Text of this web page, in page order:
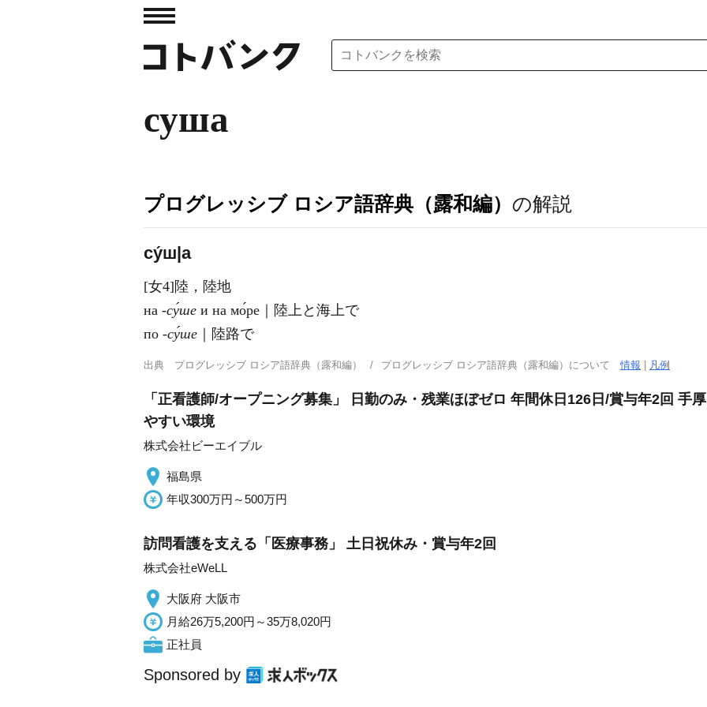
суша
プログレッシブ ロシア語辞典（露和編） の解説
су́ш|а
[女4]陸，陸地
на ‐су́ше и на мо́ре｜陸上と海上で
по ‐су́ше ｜陸路で
出典 プログレッシブ ロシア語辞典（露和編） プログレッシブ ロシア語辞典（露和編）について情報 凡例
「正看護師/オープニング募集」 日勤のみ・残業ほぼゼロ 年間休日126日/賞与年2回 手
やすい環境
株式会社ビーエイブル
福島県
年収300万円～500万円
訪問看護を支える「医療事務」 土日祝休み・賞与年2回
株式会社eWeLL
大阪府 大阪市
月給26万5,200円～35万8,020円
正社員
Sponsored by